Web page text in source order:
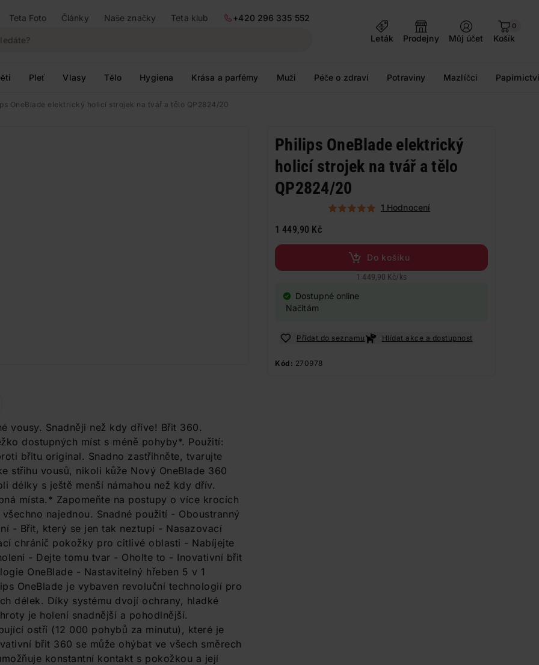
Teta Foto Články Naše značky Teta klub
+420 296 335 552
Leták
Prodejny Můj účet
0
Košík
Pleť Vlasy Tělo Hygiena Krása a parfémy Muži Péče o zdraví Potraviny Mazlíčci
OneBlade elektrický holicí strojek na tvář a tělo QP2824/20
vousy. Snadněji než kdy dříve! Břit 360.
dostupných míst s méně pohyby*. Použití:
břitu original. Snadno zastřihněte, tvarujte
střihu vousů, nikoli kůže Nový OneBlade 360
délky s ještě menší námahou než kdy dřív.
místa.* Zapomeňte na postupy o více krocích
najednou. Snadné použití - Oboustranný
- Břit, který se jen tak neztupí - Nasazovací
chránič pokožky pro citlivé oblasti - Nabíjejte
- Dejte tomu tvar - Oholte to - Inovativní břit
OneBlade - Nastavitelný hřeben 5 v 1
OneBlade je vybaven revoluční technologií pro
délek. Díky systému dvojí ochrany, hladké
je holení snadnější a pohodlnější.
ostří (12 000 pohybů za minutu), které je
břit 360 se může ohýbat ve všech směrech
konstantní kontakt s pokožkou a její
Philips OneBlade elektrický
holicí strojek na tvář a tělo
QP2824/20
1 Hodnocení
1 449,90 Kč
Do košíku
1 449,90 Kč/ ks
Dostupné online
Načítám
Přidat do seznamu Hlídat akce a dostupnost
Kód: 270978